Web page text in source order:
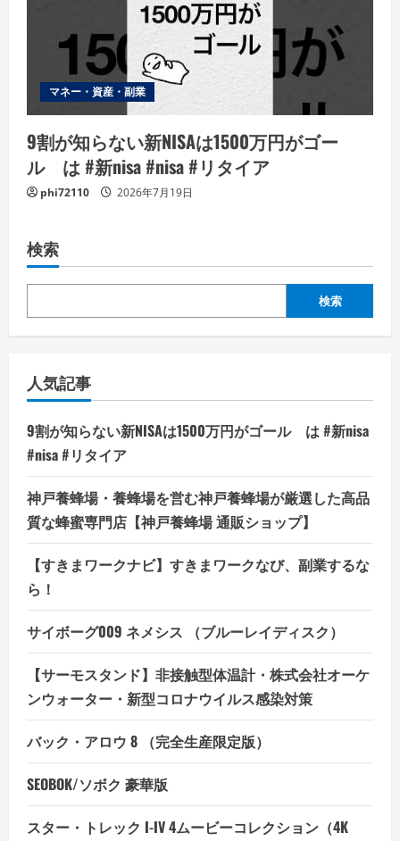
マネー・資産・副業
9割が知らない新NISAは1500万円がゴー
ル は #新nisa #nisa #リタイア
phi72110 2026年7月19日
検索
検索
人気記事
9割が知らない新NISAは1500万円がゴール は #新nisa
#nisa #リタイア
神戸養蜂場・養蜂場を営む神戸養蜂場が厳選した高品
質な蜂蜜専門店【神戸養蜂場 通販ショップ】
【すきまワークナビ】すきまワークなび、副業するな
ら！
サイボーグ009 ネメシス （ブルーレイディスク）
【サーモスタンド】非接触型体温計・株式会社オーケ
ンウォーター・新型コロナウイルス感染対策
バック・アロウ 8 （完全生産限定版）
SEOBOK/ソボク 豪華版
スター・トレック I-IV 4ムービーコレクション（4K